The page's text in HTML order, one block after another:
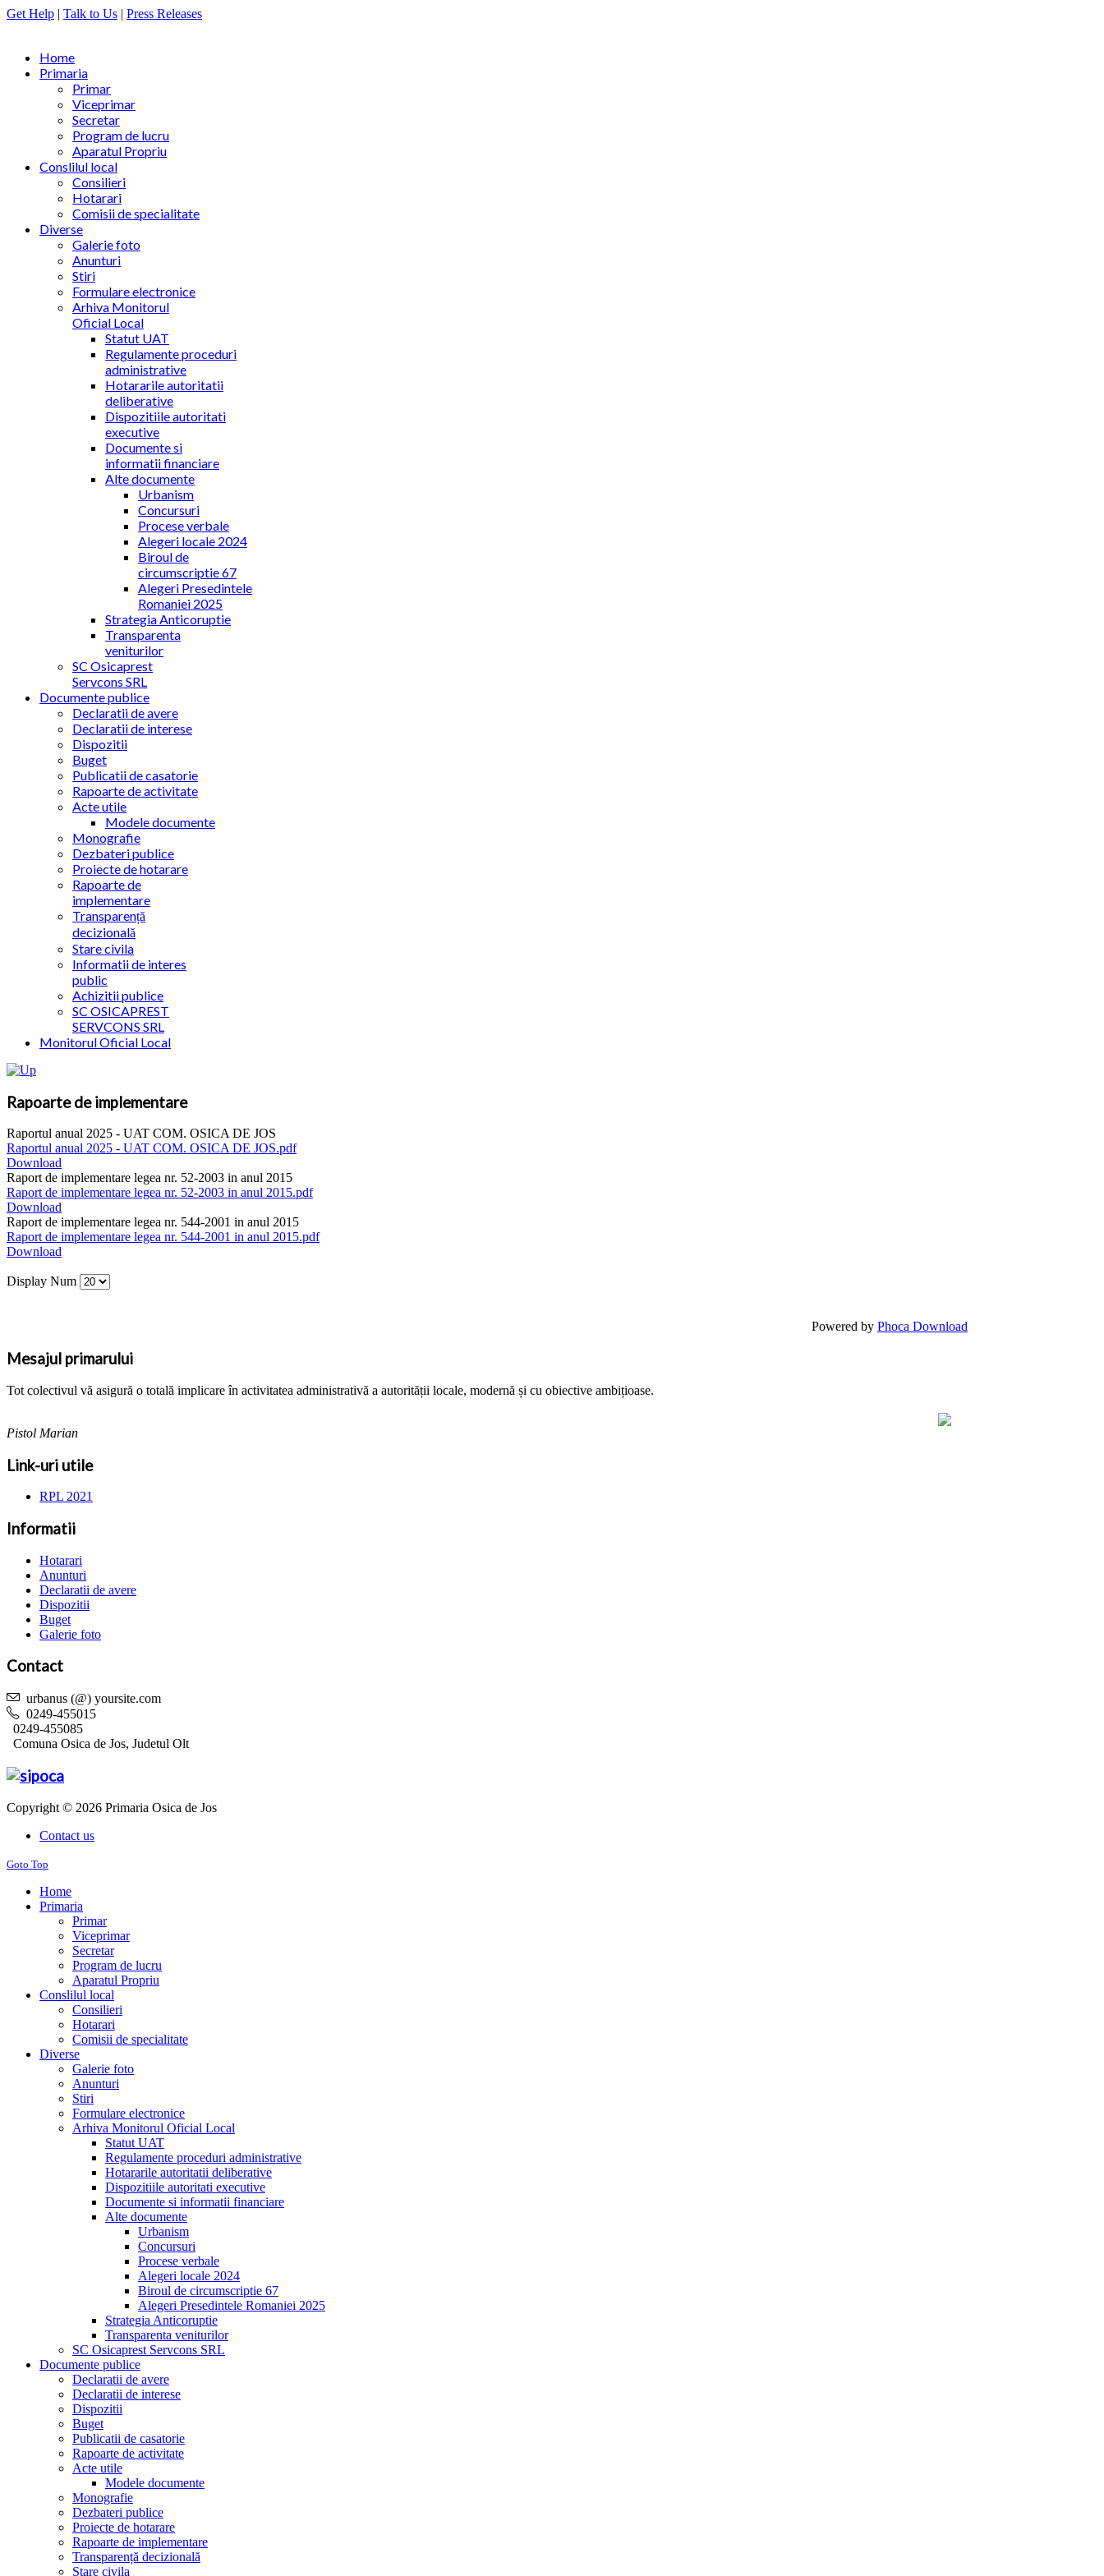
Get Help | Talk to Us | Press Releases
Home
Primaria
Primar
Viceprimar
Secretar
Program de lucru
Aparatul Propriu
Conslilul local
Consilieri
Hotarari
Comisii de specialitate
Diverse
Galerie foto
Anunturi
Stiri
Formulare electronice
Arhiva Monitorul
Oficial Local
Statut UAT
Regulamente proceduri
administrative
Hotararile autoritatii
deliberative
Dispozitiile autoritati
executive
Documente si
informatii financiare
Alte documente
Urbanism
Concursuri
Procese verbale
Alegeri locale 2024
Biroul de
circumscriptie 67
Alegeri Presedintele
Romaniei 2025
Strategia Anticoruptie
Transparenta
veniturilor
SC Osicaprest
Servcons SRL
Documente publice
Declaratii de avere
Declaratii de interese
Dispozitii
Buget
Publicatii de casatorie
Rapoarte de activitate
Acte utile
Modele documente
Monografie
Dezbateri publice
Proiecte de hotarare
Rapoarte de
implementare
Transparență
decizională
Stare civila
Informatii de interes
public
Achizitii publice
SC OSICAPREST
SERVCONS SRL
Monitorul Oficial Local
Rapoarte de implementare
Raportul anual 2025 - UAT COM. OSICA DE JOS
Raportul anual 2025 - UAT COM. OSICA DE JOS.pdf
Download
Raport de implementare legea nr. 52-2003 in anul 2015
Raport de implementare legea nr. 52-2003 in anul 2015.pdf
Download
Raport de implementare legea nr. 544-2001 in anul 2015
Raport de implementare legea nr. 544-2001 in anul 2015.pdf
Download
Display Num
Powered by Phoca Download
Mesajul primarului
Tot colectivul vă asigură o totală implicare în activitatea administrativă a autorității locale, modernă și cu obiective ambițioase.
Pistol Marian
Link-uri utile
RPL 2021
Informatii
Hotarari
Anunturi
Declaratii de avere
Dispozitii
Buget
Galerie foto
Contact
urbanus (@) yoursite.com
0249-455015
0249-455085
Comuna Osica de Jos, Judetul Olt
Copyright © 2026 Primaria Osica de Jos
Contact us
Goto Top
Home
Primaria
Primar
Viceprimar
Secretar
Program de lucru
Aparatul Propriu
Conslilul local
Consilieri
Hotarari
Comisii de specialitate
Diverse
Galerie foto
Anunturi
Stiri
Formulare electronice
Arhiva Monitorul Oficial Local
Statut UAT
Regulamente proceduri administrative
Hotararile autoritatii deliberative
Dispozitiile autoritati executive
Documente si informatii financiare
Alte documente
Urbanism
Concursuri
Procese verbale
Alegeri locale 2024
Biroul de circumscriptie 67
Alegeri Presedintele Romaniei 2025
Strategia Anticoruptie
Transparenta veniturilor
SC Osicaprest Servcons SRL
Documente publice
Declaratii de avere
Declaratii de interese
Dispozitii
Buget
Publicatii de casatorie
Rapoarte de activitate
Acte utile
Modele documente
Monografie
Dezbateri publice
Proiecte de hotarare
Rapoarte de implementare
Transparență decizională
Stare civila